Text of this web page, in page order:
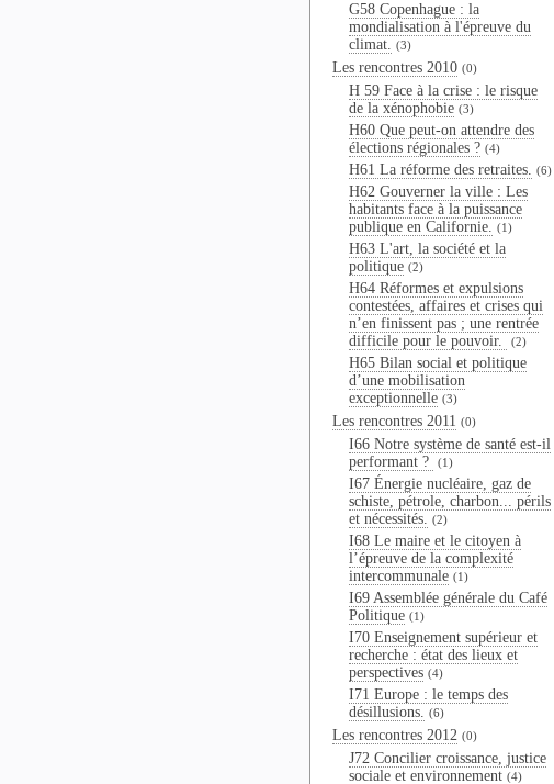
G58 Copenhague : la
mondialisation à l'épreuve du
climat. (3)
Les rencontres 2010 (0)
H 59 Face à la crise : le risque
de la xénophobie (3)
H60 Que peut-on attendre des
élections régionales ? (4)
H61 La réforme des retraites. (6)
H62 Gouverner la ville : Les
habitants face à la puissance
publique en Californie. (1)
H63 L'art, la société et la
politique (2)
H64 Réformes et expulsions
contestées, affaires et crises qui
n’en finissent pas ; une rentrée
difficile pour le pouvoir.
(2)
H65 Bilan social et politique
d’une mobilisation
exceptionnelle (3)
Les rencontres 2011 (0)
I66 Notre système de santé est-il
performant ?
(1)
I67 Énergie nucléaire, gaz de
schiste, pétrole, charbon... périls
et nécessités. (2)
I68 Le maire et le citoyen à
l’épreuve de la complexité
intercommunale (1)
I69 Assemblée générale du Café
Politique (1)
I70 Enseignement supérieur et
recherche : état des lieux et
perspectives (4)
I71 Europe : le temps des
désillusions. (6)
Les rencontres 2012 (0)
J72 Concilier croissance, justice
sociale et environnement (4)